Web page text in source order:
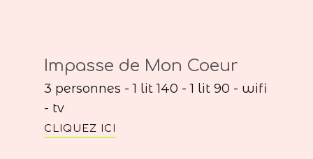
Impasse de Mon Coeur
3 personnes - 1 lit 140 - 1 lit 90 - wifi
- tv
CLIQUEZ ICI